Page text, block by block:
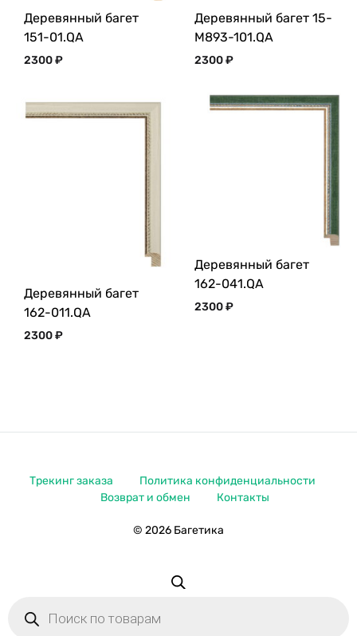
Деревянный багет
151-01.QA
2300₽
Деревянный багет 15-
M893-101.QA
2300₽
Деревянный багет
162-011.QA
2300₽
Деревянный багет
162-041.QA
2300₽
© 2026 Багетика
Трекинг заказа
Политика конфиденциальности
Возврат и обмен
Контакты
товаров